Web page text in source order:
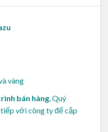
vàng
bán hàng, Quý
với công ty để cập